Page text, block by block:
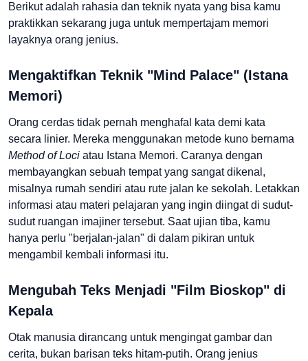
Berikut adalah rahasia dan teknik nyata yang bisa kamu
praktikkan sekarang juga untuk mempertajam memori
layaknya orang jenius.
Mengaktifkan Teknik "Mind Palace" (Istana
Memori)
Orang cerdas tidak pernah menghafal kata demi kata
secara linier. Mereka menggunakan metode kuno bernama
Method of Loci atau Istana Memori. Caranya dengan
membayangkan sebuah tempat yang sangat dikenal,
misalnya rumah sendiri atau rute jalan ke sekolah. Letakkan
informasi atau materi pelajaran yang ingin diingat di sudut-
sudut ruangan imajiner tersebut. Saat ujian tiba, kamu
hanya perlu "berjalan-jalan" di dalam pikiran untuk
mengambil kembali informasi itu.
Mengubah Teks Menjadi "Film Bioskop" di
Kepala
Otak manusia dirancang untuk mengingat gambar dan
cerita, bukan barisan teks hitam-putih. Orang jenius